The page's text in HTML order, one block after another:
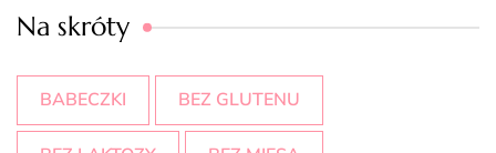
Na skróty
BABECZKI BEZ GLUTENU